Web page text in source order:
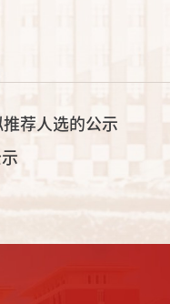
荐人选的公示